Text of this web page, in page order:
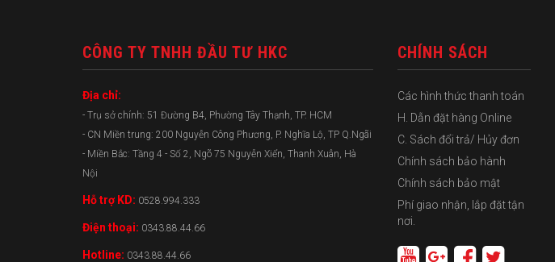
CÔNG TY TNHH ĐẦU TƯ HKC
Địa chỉ:
- Trụ sở chính: 51 Đường B4, Phường Tây Thạnh, TP. HCM
- CN Miền trung: 200 Nguyễn Công Phương, P. Nghĩa Lộ, TP Q.Ngãi
- Miền Bắc: Tầng 4 - Số 2, Ngõ 75 Nguyễn Xiển, Thanh Xuân, Hà
Nội
Hỗ trợ KD: 0528.994.333
Điện thoại: 0343.88.44.66
Hotline: 0343.88.44.66
CHÍNH SÁCH
Các hình thức thanh toán
H. Dẫn đặt hàng Online
C. Sách đổi trả/ Hủy đơn
Chính sách bảo hành
Chính sách bảo mật
Phí giao nhận, lắp đặt tận
nơi.